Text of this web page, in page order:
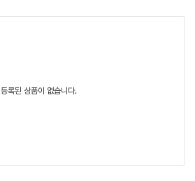
등록된 상품이 없습니다.